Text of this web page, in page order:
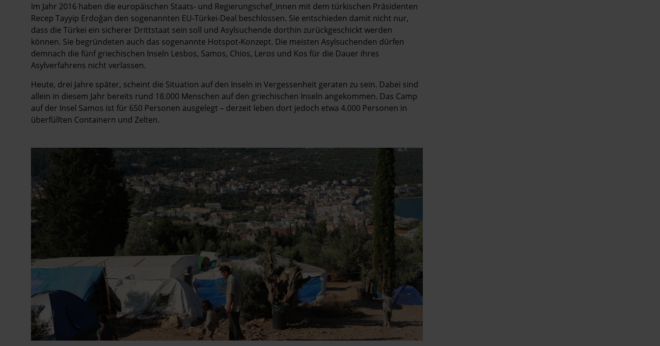
Im Jahr 2016 haben die europäischen Staats- und Regierungschef_innen mit dem türkischen Präsidenten
Recep Tayyip Erdoğan den sogenannten EU-Türkei-Deal beschlossen. Sie entschieden damit nicht nur,
dass die Türkei ein sicherer Drittstaat sein soll und Asylsuchende dorthin zurückgeschickt werden
können. Sie begründeten auch das sogenannte Hotspot-Konzept. Die meisten Asylsuchenden dürfen
demnach die fünf griechischen Inseln Lesbos, Samos, Chios, Leros und Kos für die Dauer ihres
Asylverfahrens nicht verlassen.
Heute, drei Jahre später, scheint die Situation auf den Inseln in Vergessenheit geraten zu sein. Dabei sind
allein in diesem Jahr bereits rund 18.000 Menschen auf den griechischen Inseln angekommen. Das Camp
auf der Insel Samos ist für 650 Personen ausgelegt – derzeit leben dort jedoch etwa 4.000 Personen in
überfüllten Containern und Zelten.